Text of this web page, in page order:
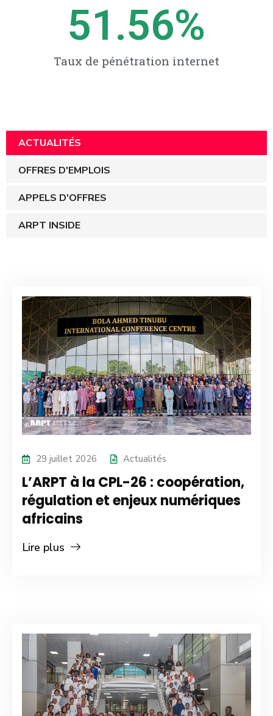
51.56%
Taux de pénétration internet
ACTUALITÉS
OFFRES D'EMPLOIS
APPELS D'OFFRES
ARPT INSIDE
29 juillet 2026 Actualités
L’ARPT à la CPL-26 : coopération,
régulation et enjeux numériques
africains
Lire plus